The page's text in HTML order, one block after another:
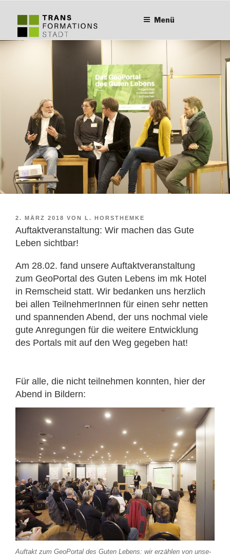
Inhalt
Menü
VERÖFFENTLICHT
AM
2. MÄRZ 2018 VON L. HORSTHEMKE
Auftaktveranstaltung: Wir machen das Gute
Leben sichtbar!
Am 28.02. fand unsere Auftaktveranstaltung
zum GeoPortal des Guten Lebens im mk Hotel
in Remscheid statt. Wir bedanken uns herzlich
bei allen TeilnehmerInnen für einen sehr netten
und spannenden Abend, der uns nochmal viele
gute Anregungen für die weitere Entwicklung
des Portals mit auf den Weg gegeben hat!
Für alle, die nicht teilnehmen konnten, hier der
Abend in Bildern:
Auftakt zum GeoPortal des Guten Lebens: wir erzäh­len von unse­